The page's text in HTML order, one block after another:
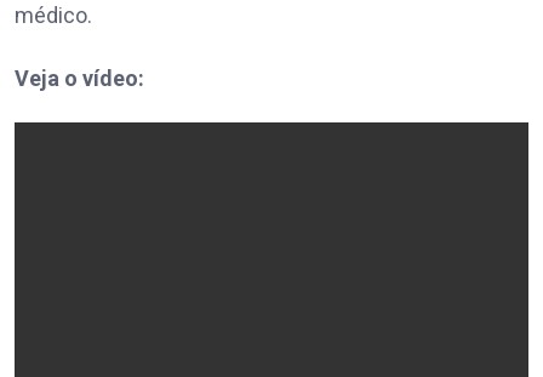
médico.
Veja o vídeo: